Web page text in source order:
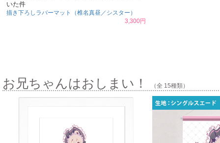
いた件
描き下ろしラバーマット（椎名真昼／シスター）
3,300円
お兄ちゃんはおしまい！ （全 15種類）